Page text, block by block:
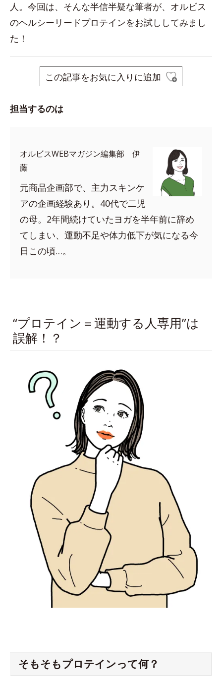
人。今回は、そんな半信半疑な筆者が、オルビス
のヘルシーリードプロテインをお試ししてみまし
た！
この記事をお気に入りに追加
担当するのは
オルビスWEBマガジン編集部 伊
藤
元商品企画部で、主力スキンケ
アの企画経験あり。40代で二児
の母。2年間続けていたヨガを半年前に辞め
てしまい、運動不足や体力低下が気になる今
日この頃…。
“プロテイン＝運動する人専用”は
誤解！？
そもそもプロテインって何？